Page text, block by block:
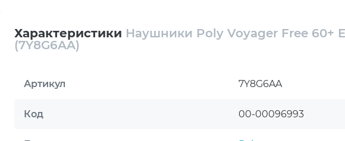
встреч и ежедневной коммуникации.
сбалансированное звучание в диапазоне частот 20–20000 Гц.
подкастов и во время разговоров. Модель подходит для
качественное аудио в разных сценариях.
Характеристики Наушники Poly Voyager Free 60+
(7Y8G6AA)
Артикул 7Y8G6AA
Код 00-00096993